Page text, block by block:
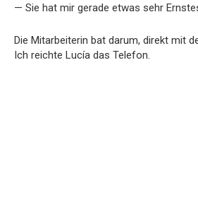
— Sie hat mir gerade etwas sehr
Die Mitarbeiterin bat darum, direkt mit
Ich reichte Lucía das Telefon.